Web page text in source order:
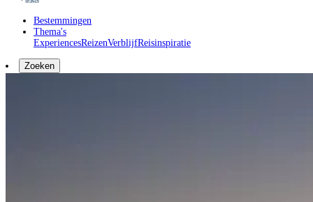
Bestemmingen
Thema's
ExperiencesReizenVerblijfReisinspiratie
Zoeken